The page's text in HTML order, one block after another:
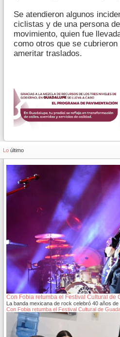
Se atendieron algunos
ciclistas y de una persona
movimiento, quien fue
como otros que se
ameritar traslados.
Lo último
Con Fobia retumba el Festival Cultural de
La banda mexicana de rock celebró 40 años
Con Fobia retumba el Festival Cultural de